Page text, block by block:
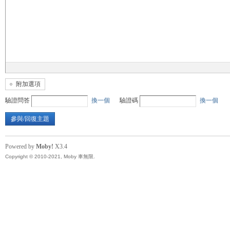
精
附加選項
驗證問答 換一個 驗證碼 換一個
參與/回復主題
Powered by Moby! X3.4
Copyright © 2010-2021, Moby 車無限.